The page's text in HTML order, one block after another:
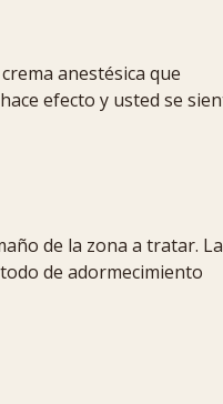
anestésica que
efecto y usted se
de la zona a tratar. La
de adormecimiento